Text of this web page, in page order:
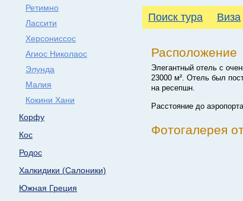
Ретимно
Лассити
Херсониссос
Агиос Николаос
Элунда
Малия
Кокини Хани
Корфу
Кос
Родос
Халкидики (Салоники)
Южная Греция
Поиск тура Виза
Расположение
Элегантный отель с
23000 м². Отель был
на ресепшн.
Расстояние до
Фотогалерея